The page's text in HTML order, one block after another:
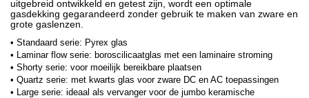
uitgebreid ontwikkeld en getest zijn, wordt een optimale
gasdekking gegarandeerd zonder gebruik te maken van zware en
grote gaslenzen.
• Standaard serie: Pyrex glas
• Laminar flow serie: boroscilicaatglas met een laminaire stroming
• Shorty serie: voor moeilijk bereikbare plaatsen
• Quartz serie: met kwarts glas voor zware DC en AC toepassingen
• Large serie: ideaal als vervanger voor de jumbo keramische